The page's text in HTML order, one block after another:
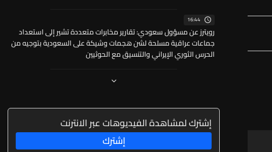
16:44
رويترز عن مسؤول سعودي: تقارير مخابرات متعددة تشير إلى استعداد
جماعات عراقية مسلحة لشن هجمات وشيكة على السعودية بتوجيه من
الحرس الثوري الإيراني والتنسيق مع الحوثيين
إشترك لمشاهدة الفيديوهات عبر الانترنت
إشترك